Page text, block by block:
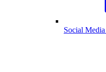
Social